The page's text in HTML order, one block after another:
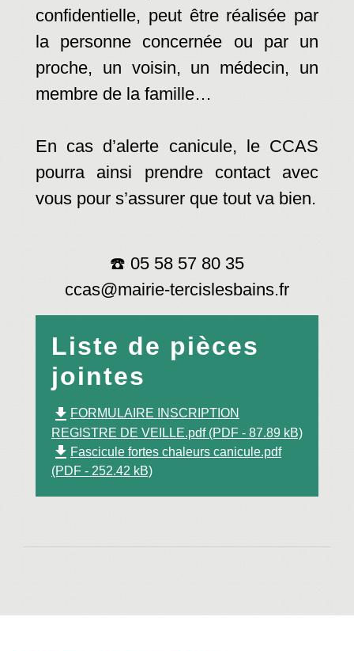
confidentielle, peut être réalisée par
la personne concernée ou par un
proche, un voisin, un médecin, un
membre de la famille…
En cas d’alerte canicule, le CCAS
pourra ainsi prendre contact avec
vous pour s’assurer que tout va bien.
☎️ 05 58 57 80 35
ccas@mairie-tercislesbains.fr
Liste de pièces
jointes
file_download FORMULAIRE INSCRIPTION
REGISTRE DE VEILLE.pdf (PDF - 87.89 kB)
file_download Fascicule fortes chaleurs canicule.pdf
(PDF - 252.42 kB)